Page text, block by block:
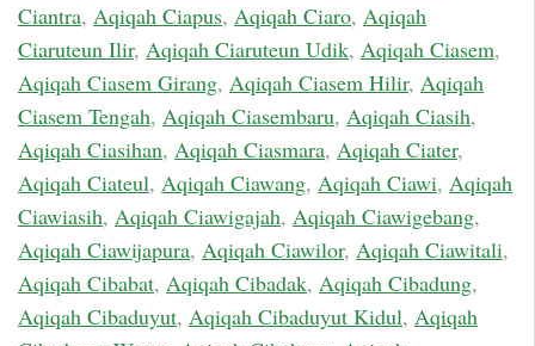
Ciantra, Aqiqah Ciapus, Aqiqah Ciaro, Aqiqah
Ciaruteun Ilir, Aqiqah Ciaruteun Udik, Aqiqah Ciasem,
Aqiqah Ciasem Girang, Aqiqah Ciasem Hilir, Aqiqah
Ciasem Tengah, Aqiqah Ciasembaru, Aqiqah Ciasih,
Aqiqah Ciasihan, Aqiqah Ciasmara, Aqiqah Ciater,
Aqiqah Ciateul, Aqiqah Ciawang, Aqiqah Ciawi, Aqiqah
Ciawiasih, Aqiqah Ciawigajah, Aqiqah Ciawigebang,
Aqiqah Ciawijapura, Aqiqah Ciawilor, Aqiqah Ciawitali,
Aqiqah Cibabat, Aqiqah Cibadak, Aqiqah Cibadung,
Aqiqah Cibaduyut, Aqiqah Cibaduyut Kidul, Aqiqah